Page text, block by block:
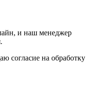
и наш менеджер
согласие на обработку